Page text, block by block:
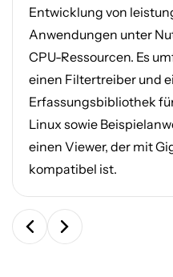
Entwicklung von
Anwendungen unter
CPU-Ressourcen. Es
einen Filtertreiber und
Erfassungsbibliothek
Linux sowie
einen Viewer, der mit
kompatibel ist.